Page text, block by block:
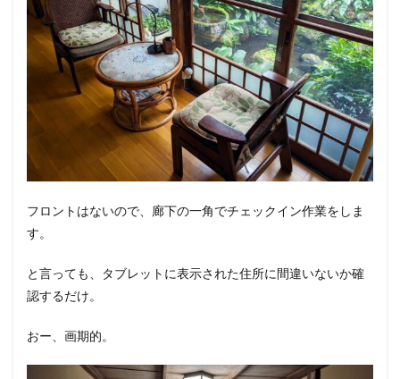
フロントはないので、廊下の一角でチェックイン作業をしま
す。
と言っても、タブレットに表示された住所に間違いないか確
認するだけ。
おー、画期的。